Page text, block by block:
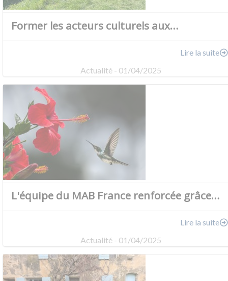
Former les acteurs culturels aux…
Lire la suite
Actualité - 01/04/2025
L'équipe du MAB France renforcée grâce…
Lire la suite
Actualité - 01/04/2025